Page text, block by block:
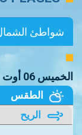
الخميس 06 أوت
الطقس
الريح